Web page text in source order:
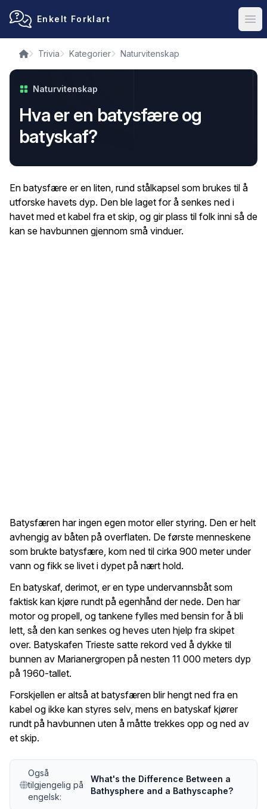
Enkelt Forklart
Trivia Kategorier Naturvitenskap
Naturvitenskap
Hva er en batysfære og
batyskaf?
En batysfære er en liten, rund stålkapsel som brukes til å
utforske havets dyp. Den ble laget for å senkes ned i
havet med et kabel fra et skip, og gir plass til folk inni så de
kan se havbunnen gjennom små vinduer.
Batysfæren har ingen egen motor eller styring. Den er helt
avhengig av båten på overflaten. De første menneskene
som brukte batysfære, kom ned til cirka 900 meter under
vann og fikk se livet i dypet på nært hold.
En batyskaf, derimot, er en type undervannsbåt som
faktisk kan kjøre rundt på egenhånd der nede. Den har
motor og propell, og tankene fylles med bensin for å bli
lett, så den kan senkes og heves uten hjelp fra skipet
over. Batyskafen Trieste satte rekord ved å dykke til
bunnen av Marianergropen på nesten 11 000 meters dyp
på 1960-tallet.
Forskjellen er altså at batysfæren blir hengt ned fra en
kabel og ikke kan styres selv, mens en batyskaf kjører
rundt på havbunnen uten å måtte trekkes opp og ned av
et skip.
Også
tilgjengelig på
engelsk:
What's the Difference Between a
Bathysphere and a Bathyscaphe?